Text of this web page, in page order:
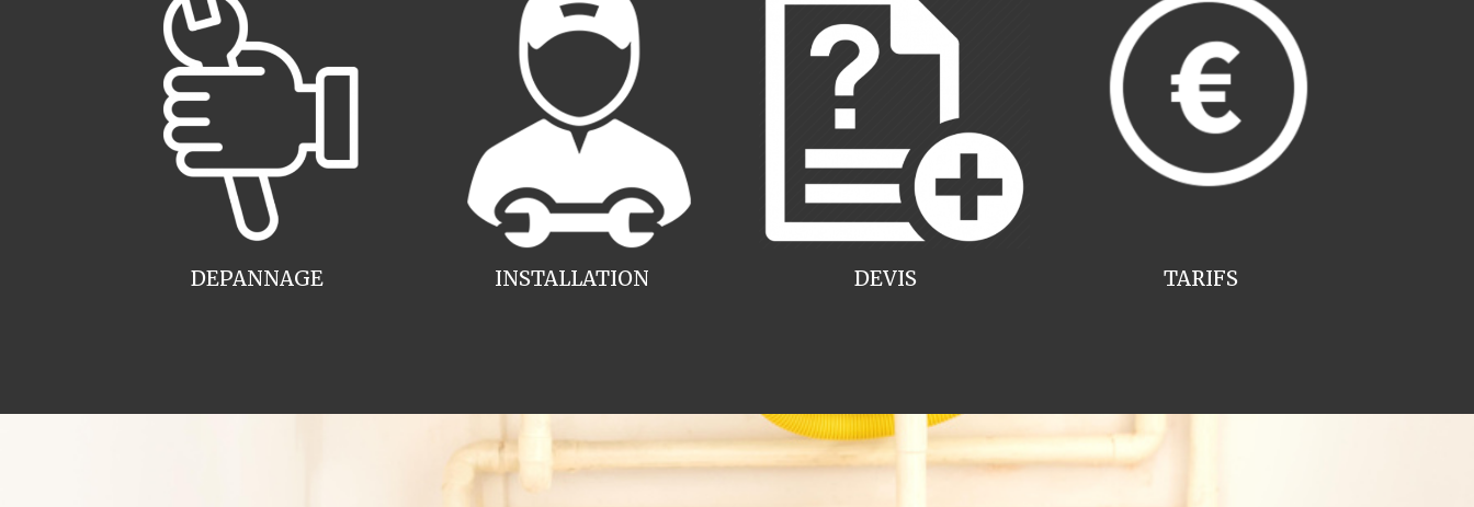
INSTALLATION
DEPANNAGE TARIFS
DEVIS